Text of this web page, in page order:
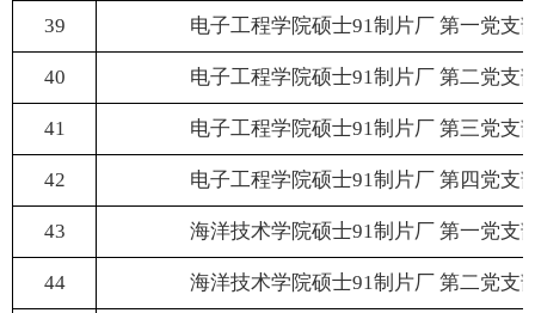
39 电子工程学院硕士91制片厂 第一党支
40 电子工程学院硕士91制片厂 第二党支
41 电子工程学院硕士91制片厂 第三党支
42 电子工程学院硕士91制片厂 第四党支
43 海洋技术学院硕士91制片厂 第一党支
44 海洋技术学院硕士91制片厂 第二党支